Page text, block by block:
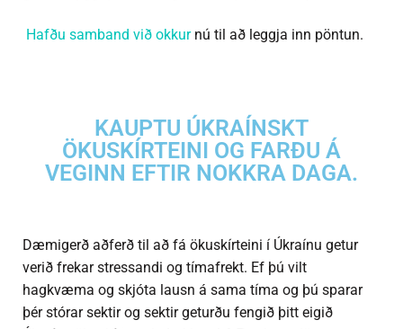
Hafðu samband við okkur nú til að leggja inn pöntun.
KAUPTU ÚKRAÍNSKT
ÖKUSKÍRTEINI OG FARÐU Á
VEGINN EFTIR NOKKRA DAGA.
Dæmigerð aðferð til að fá ökuskírteini í Úkraínu getur
verið frekar stressandi og tímafrekt. Ef þú vilt
hagkvæma og skjóta lausn á sama tíma og þú sparar
þér stórar sektir og sektir geturðu fengið þitt eigið